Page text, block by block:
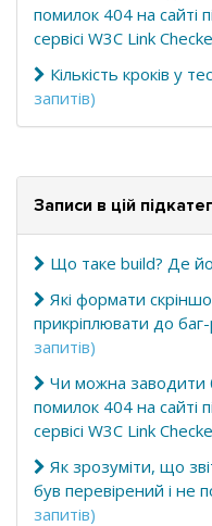
помилок 404 на сайті
сервісі W3C Link
Кількість кроків у
запитів)
Записи в цій
Що таке build? Де
Які формати
прикріплювати до
запитів)
Чи можна заводити
помилок 404 на сайті
сервісі W3C Link
Як зрозуміти, що
був перевірений і не
запитів)